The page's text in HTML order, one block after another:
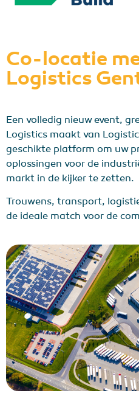
Co-locatie
Logistics
Een volledig nieuw event,
Logistics maakt van
geschikte platform om uw
oplossingen voor de
markt in de kijker te zetten.
Trouwens, transport,
de ideale match voor de